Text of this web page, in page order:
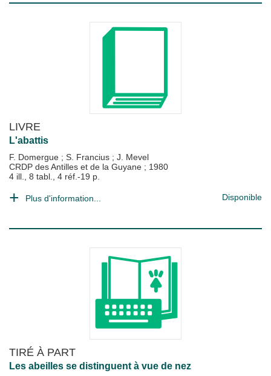
LIVRE
L'abattis
F. Domergue ; S. Francius ; J. Mevel
CRDP des Antilles et de la Guyane ; 1980
4 ill., 8 tabl., 4 réf.-19 p.
Plus d'information... Disponible
TIRÉ À PART
Les abeilles se distinguent à vue de nez